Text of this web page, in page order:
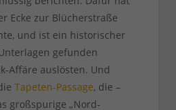
Ecke zur Blücherstraße
und ist ein historischer
gefunden
Affäre auslösten. Und
Tapeten-Passage, die –
großspurige „Nord-